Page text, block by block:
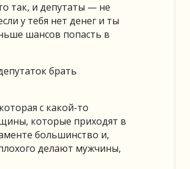
так, и депутаты — не
у тебя нет денег и ты
шансов попасть в
брать
с какой-то
которые приходят в
большинство и,
делают мужчины,